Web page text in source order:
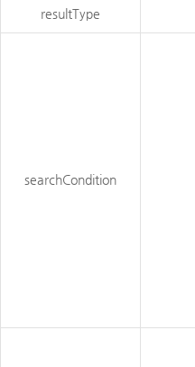
resultType
searchCondition